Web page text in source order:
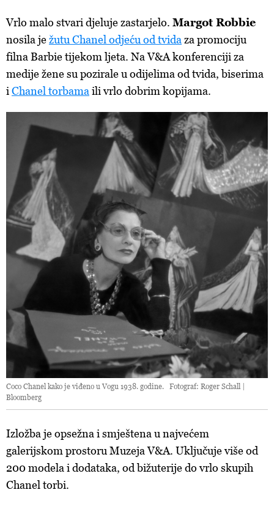
Vrlo malo stvari djeluje zastarjelo. Margot Robbie
nosila ježutu Chanel odjeću od tvida za promociju
filna Barbie tijekom ljeta. Na V&A konferenciji za
medije žene su pozirale u odijelima od tvida, biserima
i Chanel torbama ili vrlo dobrim kopijama.
Coco Chanel kako je viđeno u Vogu 1938. godine. Fotograf: Roger Schall |
Bloomberg
Izložba je opsežna i smještena u najvećem
galerijskom prostoru Muzeja V&A. Uključuje više od
200 modela i dodataka, od bižuterije do vrlo skupih
Chanel torbi.